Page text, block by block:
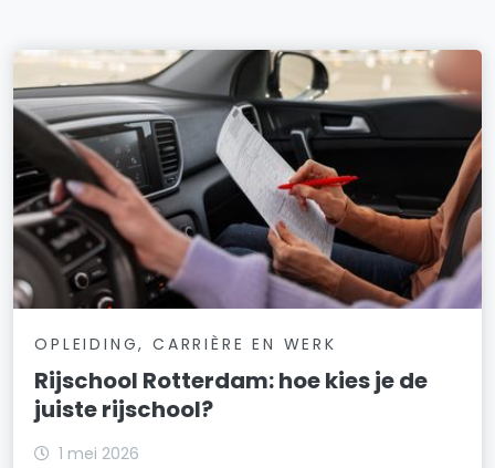
OPLEIDING, CARRIÈRE EN WERK
Rijschool Rotterdam: hoe kies je de
juiste rijschool?
1 mei 2026